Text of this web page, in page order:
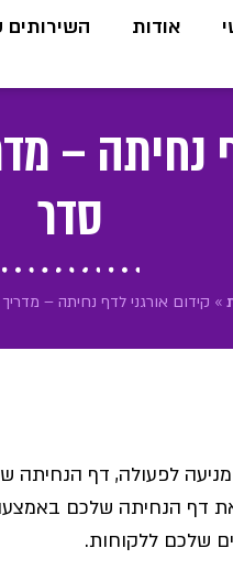
אודות השירותים
נחיתה –
סדר
» קידום אורגני לדף נחיתה –
לפעולה, דף הנחיתה
דף הנחיתה שלכם
שלכם ללקוחות.